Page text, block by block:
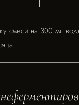
смеси на 300 мл